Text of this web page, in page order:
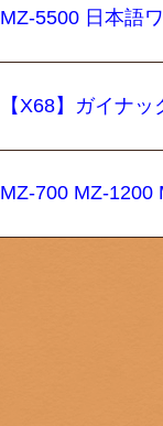
MZ-5500 日本語
【X68】ガイナ
MZ-700 MZ-1200